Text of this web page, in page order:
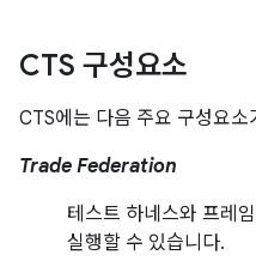
CTS 구성요소
CTS에는 다음 주요 구성요
Trade Federation
테스트 하네스와 프레
실행할 수 있습니다.